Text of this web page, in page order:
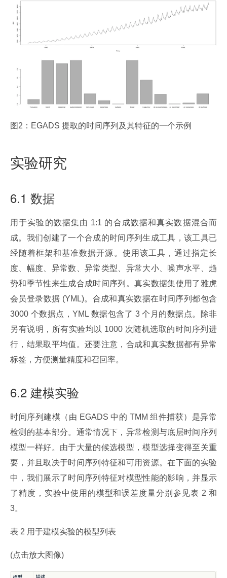
图2：EGADS 提取的时间序列及其特征的一个示例
实验研究
6.1 数据
用于实验的数据集由 1:1 的合成数据和真实数据混合而
成。我们创建了一个合成的时间序列生成工具，该工具已
经随着框架和基准数据开源。使用该工具，通过指定长
度、幅度、异常数、异常类型、异常大小、噪声水平、趋
势和季节性来生成合成时间序列。真实数据集使用了雅虎
会员登录数据 (YML)。合成和真实数据在时间序列都包含
3000 个数据点，YML 数据包含了 3 个月的数据点。除非
另有说明，所有实验均以 1000 次随机选取的时间序列进
行，结果取平均值。还要注意，合成和真实数据都有异常
标签，方便测量精度和召回率。
6.2 建模实验
时间序列建模（由 EGADS 中的 TMM 组件捕获）是异常
检测的基本部分。通常情况下，异常检测与底层时间序列
模型一样好。由于大量的候选模型，模型选择变得至关重
要，并且取决于时间序列特征和可用资源。在下面的实验
中，我们展示了时间序列特征对模型性能的影响，并显示
了精度，实验中使用的模型和误差度量分别参见表 2 和
3。
表 2 用于建模实验的模型列表
(点击放大图像)